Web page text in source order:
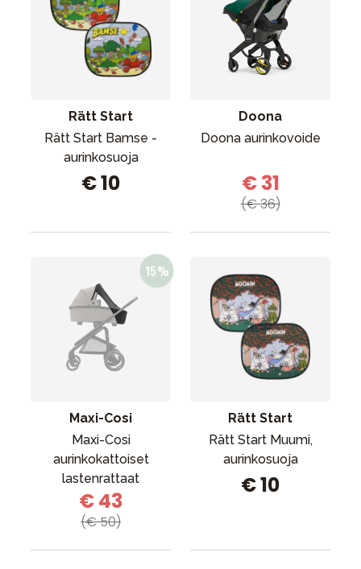
Rätt Start
Rätt Start Bamse -
aurinkosuoja
€ 10
Doona
Doona aurinkovoide
€ 31
(€ 36)
Maxi-Cosi
Maxi-Cosi
aurinkokattoiset
lastenrattaat
€ 43
(€ 50)
Rätt Start
Rätt Start Muumi,
aurinkosuoja
€ 10
Myymälämme